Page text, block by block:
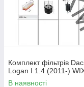
Комплект фільтрів
Logan I 1.4 (2011-)
В наявності